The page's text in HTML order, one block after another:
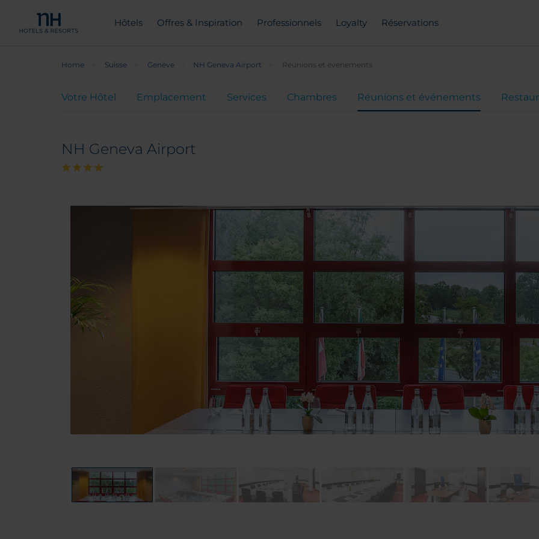
Hôtels Offres & Inspiration Professionnels Loyalty Réservations
Home Suisse Genève NH Geneva Airport Réunions et événements
Votre Hôtel Emplacement Services Chambres Réunions et événements
NH Geneva Airport